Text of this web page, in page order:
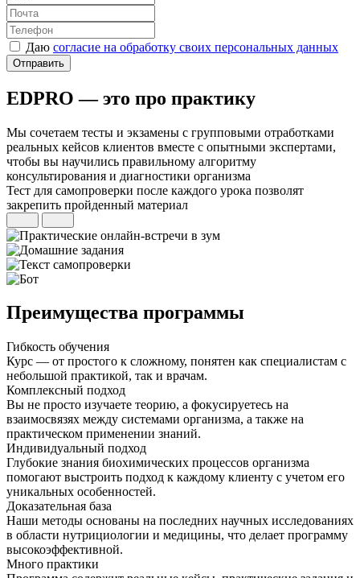
Даю согласие на обработку своих персональных данных
Отправить
EDPRO —это про практику
Мы сочетаем тесты и экзамены с групповыми отработками
реальных кейсов клиентов вместе с опытными экспертами,
чтобы вы научились правильному алгоритму
консультирования и диагностики организма
Тест для самопроверки после каждого урока позволят
закрепить пройденный материал
Преимущества программы
Гибкость обучения
Курс — от простого к сложному, понятен как специалистам с
небольшой практикой, так и врачам.
Комплексный подход
Вы не просто изучаете теорию, а фокусируетесь на
взаимосвязях между системами организма, а также на
практическом применении знаний.
Индивидуальный подход
Глубокие знания биохимических процессов организма
помогают выстроить подход к каждому клиенту с учетом его
уникальных особенностей.
Доказательная база
Наши методы основаны на последних научных исследованиях
в области нутрициологии и медицины, что делает программу
высокоэффективной.
Много практики